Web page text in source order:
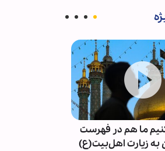
ما هم در فهرست
زیارت اهل‌بیت(ع)